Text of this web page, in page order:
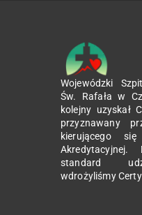
Wojewódzki
Św. Rafała w
kolejny uzyskał
przyznawany
kierującego
standard
wdrożyliśmy